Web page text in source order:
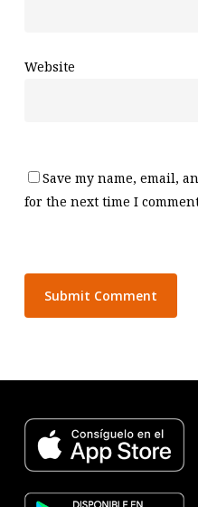
Website
Save my name, email,
for the next time I